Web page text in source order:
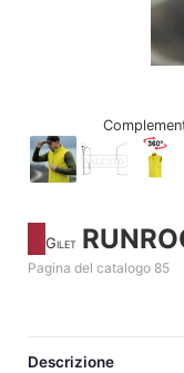
Gilet
Pagina del catalogo 85
Descrizione